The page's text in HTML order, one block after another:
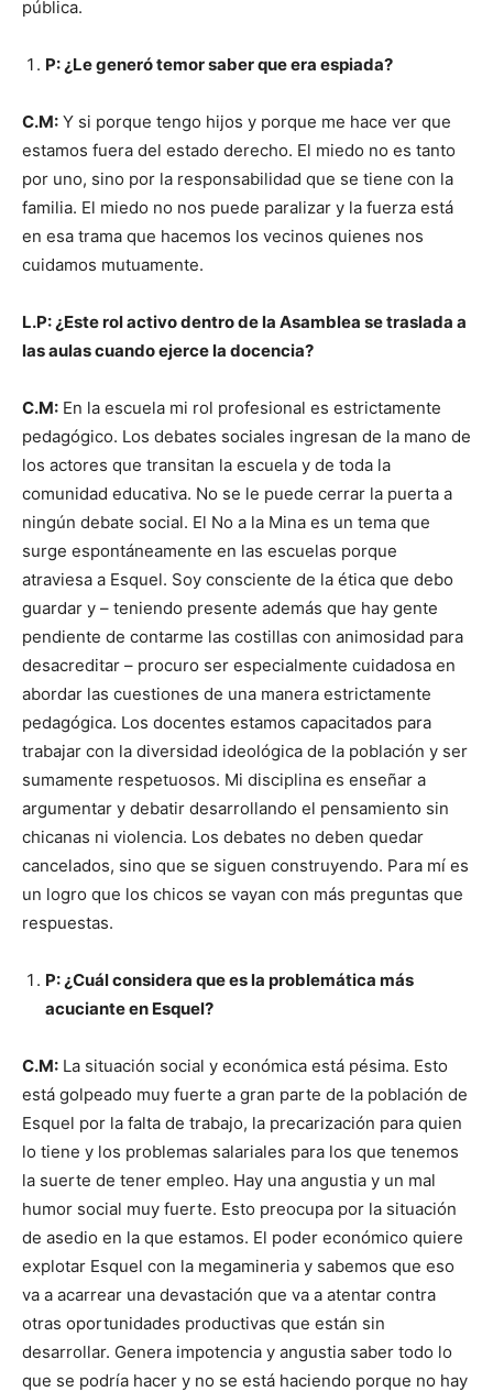
pública.
P: ¿Le generó temor saber que era espiada?
C.M: Y si porque tengo hijos y porque me hace ver que
estamos fuera del estado derecho. El miedo no es tanto
por uno, sino por la responsabilidad que se tiene con la
familia. El miedo no nos puede paralizar y la fuerza está
en esa trama que hacemos los vecinos quienes nos
cuidamos mutuamente.
L.P: ¿Este rol activo dentro de la Asamblea se traslada a
las aulas cuando ejerce la docencia?
C.M: En la escuela mi rol profesional es estrictamente
pedagógico. Los debates sociales ingresan de la mano de
los actores que transitan la escuela y de toda la
comunidad educativa. No se le puede cerrar la puerta a
ningún debate social. El No a la Mina es un tema que
surge espontáneamente en las escuelas porque
atraviesa a Esquel. Soy consciente de la ética que debo
guardar y – teniendo presente además que hay gente
pendiente de contarme las costillas con animosidad para
desacreditar – procuro ser especialmente cuidadosa en
abordar las cuestiones de una manera estrictamente
pedagógica. Los docentes estamos capacitados para
trabajar con la diversidad ideológica de la población y ser
sumamente respetuosos. Mi disciplina es enseñar a
argumentar y debatir desarrollando el pensamiento sin
chicanas ni violencia. Los debates no deben quedar
cancelados, sino que se siguen construyendo. Para mí es
un logro que los chicos se vayan con más preguntas que
respuestas.
P: ¿Cuál considera que es la problemática más
acuciante en Esquel?
C.M: La situación social y económica está pésima. Esto
está golpeado muy fuerte a gran parte de la población de
Esquel por la falta de trabajo, la precarización para quien
lo tiene y los problemas salariales para los que tenemos
la suerte de tener empleo. Hay una angustia y un mal
humor social muy fuerte. Esto preocupa por la situación
de asedio en la que estamos. El poder económico quiere
explotar Esquel con la megamineria y sabemos que eso
va a acarrear una devastación que va a atentar contra
otras oportunidades productivas que están sin
desarrollar. Genera impotencia y angustia saber todo lo
que se podría hacer y no se está haciendo porque no hay